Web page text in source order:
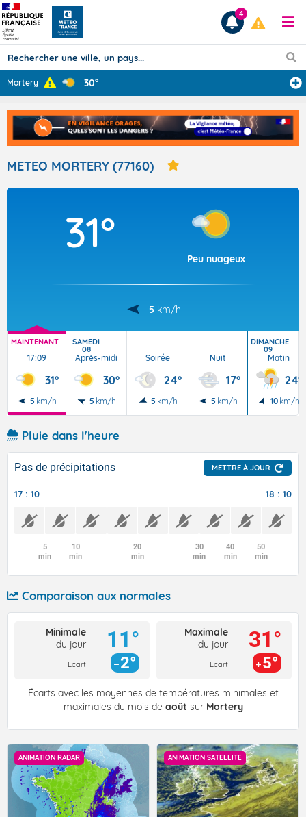
Prévisions
TOUS LES RÉSULTATS
Articles
4
Mortery 30°
METEO MORTERY (77160)
31°
Peu nuageux
5 km/h
MAINTENANT
17:09
31°
5 km/h
SAMEDI
08
Après-midi
30°
5 km/h
Soirée
24°
5 km/h
Nuit
17°
5 km/h
DIMANCHE
09
Matin
24°
10 km/h
Pluie dans l'heure
Pas de précipitations METTRE À JOUR
17 : 10 18 : 10
5
min
10
min
20
min
30
min
40
min
50
min
Comparaison aux normales
Minimale
du jour
Ecart
11°
2°
Maximale
du jour
Ecart
31°
5°
Écarts avec les moyennes de températures minimales et
maximales du mois de août sur Mortery
ANIMATION RADAR ANIMATION SATELLITE